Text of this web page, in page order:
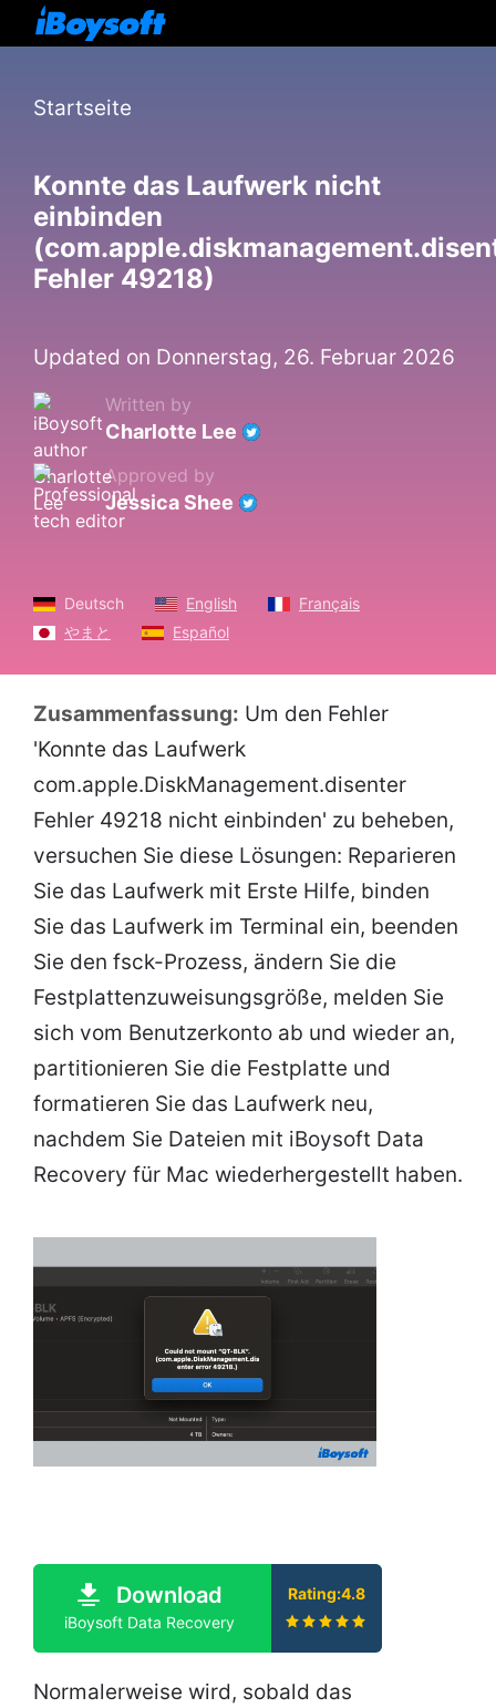
Startseite
Konnte das Laufwerk nicht
einbinden
Fehler 49218)
Updated on Donnerstag, 26. Februar 2026
Written by
Charlotte Lee
Approved by
Jessica Shee
Deutsch English
Français
やまと
Español
Zusammenfassung: Um den Fehler
'Konnte das Laufwerk
com.apple.DiskManagement.disenter
Fehler 49218 nicht einbinden' zu beheben,
versuchen Sie diese Lösungen: Reparieren
Sie das Laufwerk mit Erste Hilfe, binden
Sie das Laufwerk im Terminal ein, beenden
Sie den fsck-Prozess, ändern Sie die
Festplattenzuweisungsgröße, melden Sie
sich vom Benutzerkonto ab und wieder an,
partitionieren Sie die Festplatte und
formatieren Sie das Laufwerk neu,
nachdem Sie Dateien mit iBoysoft Data
Recovery für Mac wiederhergestellt haben.
Download
iBoysoft Data Recovery
Rating:4.8
Normalerweise wird, sobald das